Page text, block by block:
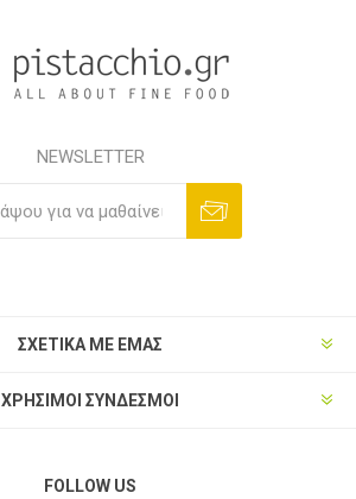
NEWSLETTER
ΣΧΕΤΙΚΑ ΜΕ ΕΜΑΣ
ΧΡΗΣΙΜΟΙ ΣΥΝΔΕΣΜΟΙ
FOLLOW US